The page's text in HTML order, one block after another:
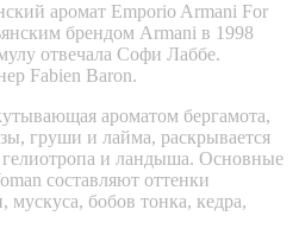
аромат Emporio Armani For
брендом Armani в 1998
отвечала Софи Лаббе.
Fabien Baron.
ароматом бергамота,
груши и лайма, раскрывается
и ландыша. Основные
составляют оттенки
мускуса, бобов тонка, кедра,